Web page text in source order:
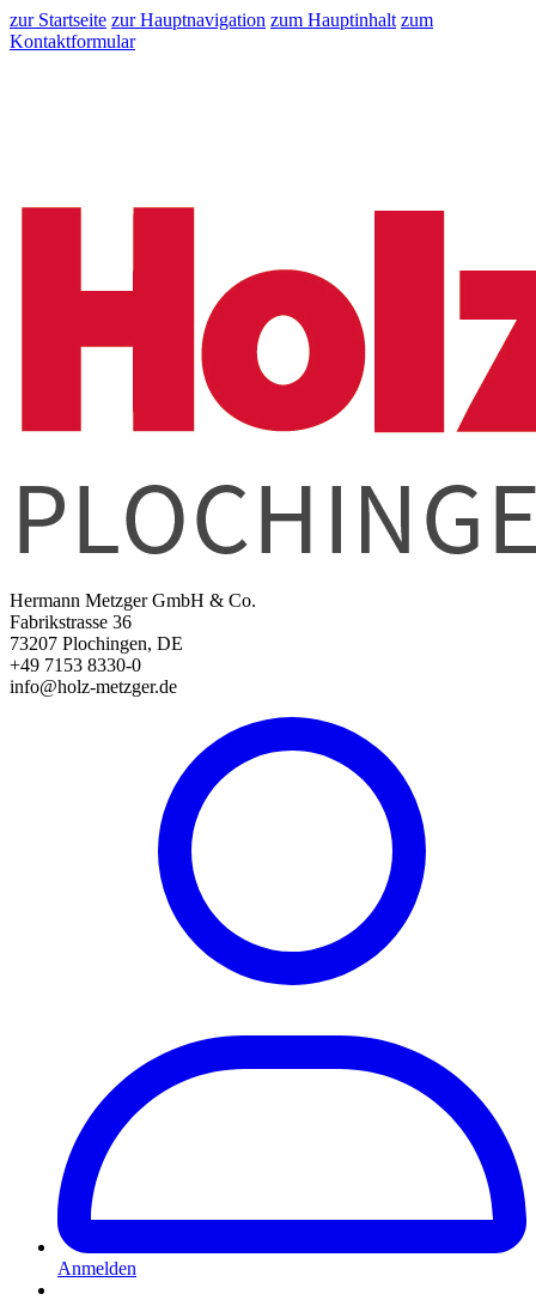
zur Startseite zur Hauptnavigation zum Hauptinhalt zum
Kontaktformular
Hermann Metzger GmbH & Co.
Fabrikstrasse 36
73207 Plochingen, DE
+49 7153 8330-0
info@holz-metzger.de
Anmelden